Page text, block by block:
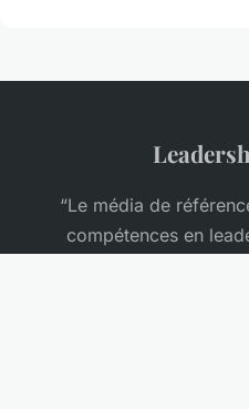
“Le média de
compétences en